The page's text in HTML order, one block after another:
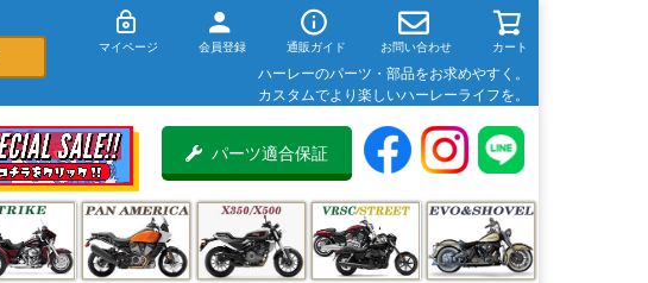
マイページ 会員登録 通販ガイド お問い合わせ カート
ハーレーのパーツ・部品をお求めやすく。
カスタムでより楽しいハーレーライフを。
パーツ適合保証